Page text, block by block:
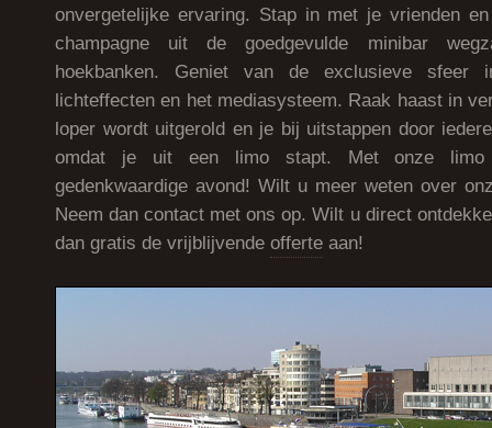
onvergetelijke ervaring. Stap in met je vrienden
champagne uit de goedgevulde minibar
hoekbanken. Geniet van de exclusieve
lichteffecten en het mediasysteem. Raak haast in
loper wordt uitgerold en je bij uitstappen door
omdat je uit een limo stapt. Met onze
gedenkwaardige avond! Wilt u meer weten over
Neem dan contact met ons op. Wilt u direct
dan gratis de vrijblijvende offerte aan!